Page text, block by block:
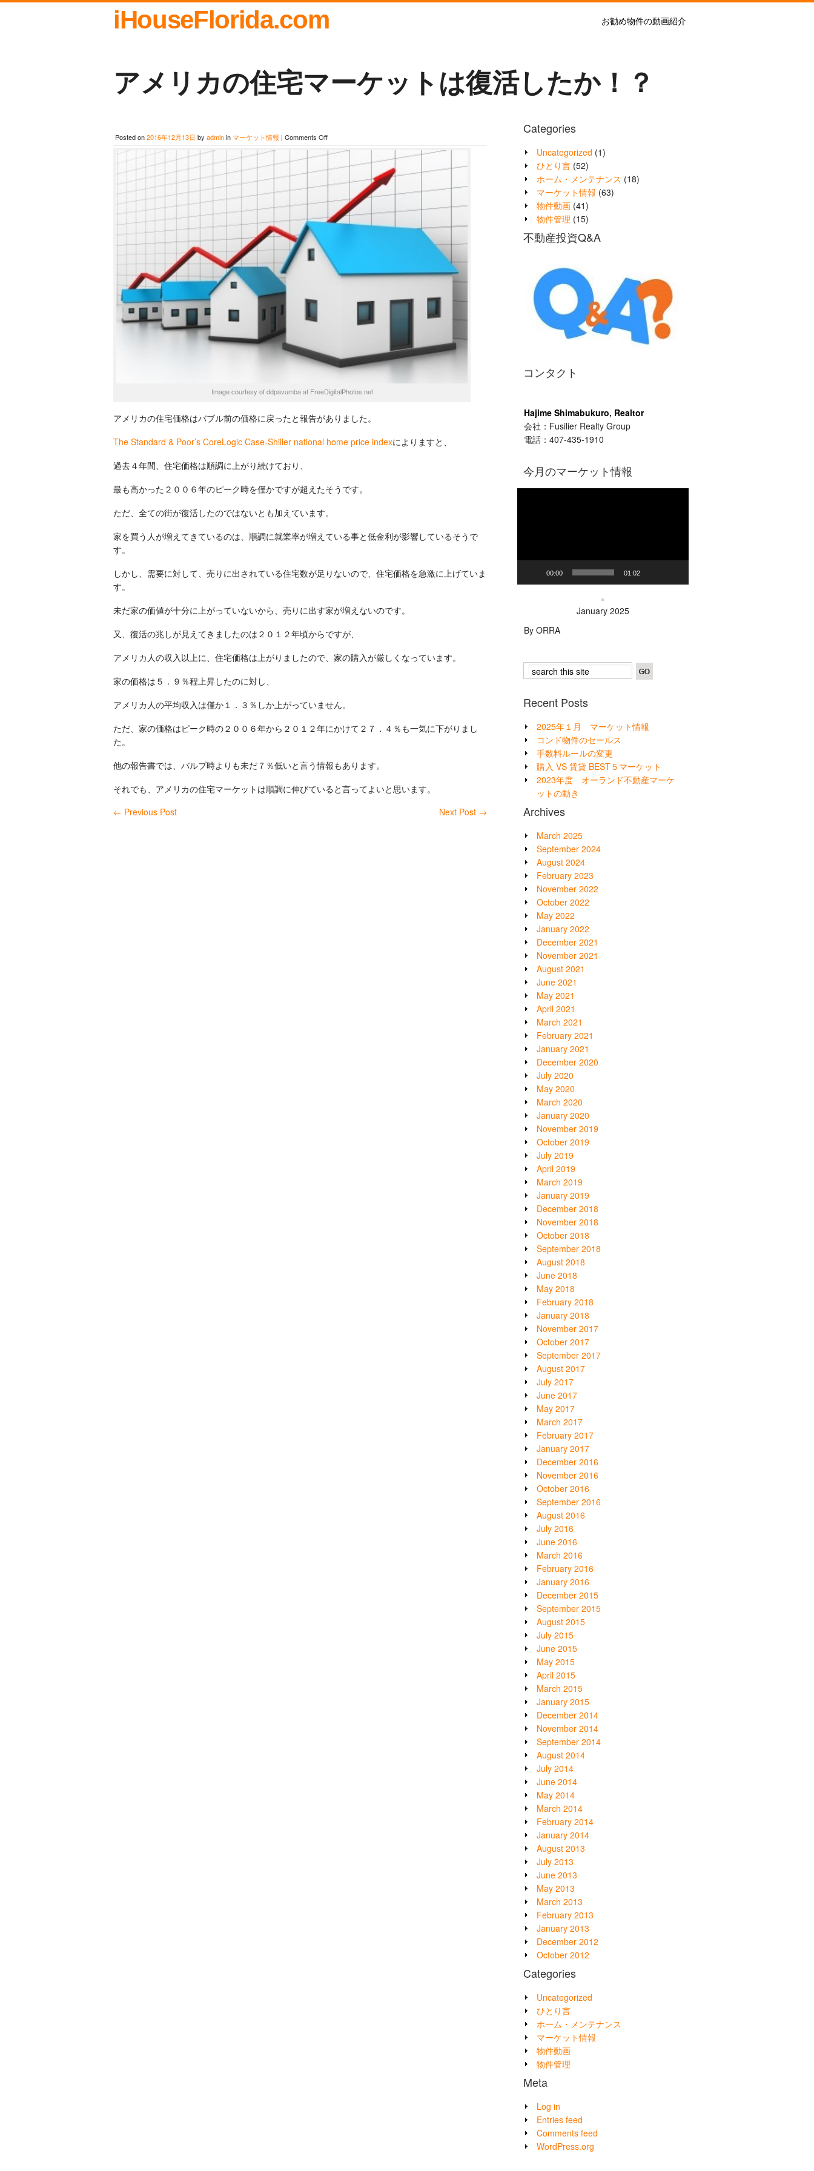
iHouseFlorida.com お勧め物件の動画紹介
アメリカの住宅マーケットは復活したか！？
Posted on2016年12月13日 by admininマーケット情報 | Comments Offon
メ
の
宅
マ
ー
ト
は
復
Image courtesy of ddpavumba at FreeDigitalPhotos.net
アメリカの住宅価格はバブル前の価格に戻ったと報告がありました。
The Standard & Poor’s CoreLogic Case-Shiller national home price indexによりますと、
過去４年間、住宅価格は順調に上がり続けており、
最も高かった２００６年のピーク時を僅かですが超えたそうです。
ただ、全ての街が復活したのではないとも加えています。
家を買う人が増えてきているのは、順調に就業率が増えている事と低金利が影響しているそうで
す。
しかし、需要に対して、売りに出されている住宅数が足りないので、住宅価格を急激に上げていま
す。
未だ家の価値が十分に上がっていないから、売りに出す家が増えないのです。
又、復活の兆しが見えてきましたのは２０１２年頃からですが、
アメリカ人の収入以上に、住宅価格は上がりましたので、家の購入が厳しくなっています。
家の価格は５．９％程上昇したのに対し、
アメリカ人の平均収入は僅か１．３％しか上がっていません。
ただ、家の価格はピーク時の２００６年から２０１２年にかけて２７．４％も一気に下がりまし
た。
他の報告書では、バルブ時よりも未だ７％低いと言う情報もあります。
それでも、アメリカの住宅マーケットは順調に伸びていると言ってよいと思います。
← Previous Post Next Post →
Categories
Uncategorized (1)
ひとり言(52)
ホーム・メンテナンス (18)
マーケット情報 (63)
物件動画(41)
物件管理 (15)
不動産投資Q&A
コンタクト
Hajime Shimabukuro, Realtor
会社：Fusilier Realty Group
電話：407-435-1910
今月のマーケット情報
00:00 01:02
January 2025
By ORRA
Recent Posts
2025年１月 マーケット情報
コンド物件のセールス
手数料ルールの変更
購入 VS 賃貸 BEST５マーケット
2023年度 オーランド不動産マーケ
ットの動き
Archives
March 2025
September 2024
August 2024
February 2023
November 2022
October 2022
May 2022
January 2022
December 2021
November 2021
August 2021
June 2021
May 2021
April 2021
March 2021
February 2021
January 2021
December 2020
July 2020
May 2020
March 2020
January 2020
November 2019
October 2019
July 2019
April 2019
March 2019
January 2019
December 2018
November 2018
October 2018
September 2018
August 2018
June 2018
May 2018
February 2018
January 2018
November 2017
October 2017
September 2017
August 2017
July 2017
June 2017
May 2017
March 2017
February 2017
January 2017
December 2016
November 2016
October 2016
September 2016
August 2016
July 2016
June 2016
March 2016
February 2016
January 2016
December 2015
September 2015
August 2015
July 2015
June 2015
May 2015
April 2015
March 2015
January 2015
December 2014
November 2014
September 2014
August 2014
July 2014
June 2014
May 2014
March 2014
February 2014
January 2014
August 2013
July 2013
June 2013
May 2013
March 2013
February 2013
January 2013
December 2012
October 2012
Categories
Uncategorized
ひとり言
ホーム・メンテナンス
マーケット情報
物件動画
物件管理
Meta
Log in
Entries feed
Comments feed
WordPress.org